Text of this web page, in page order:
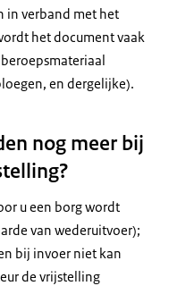
in verband met het
het document vaak
en dergelijke).
nog meer bij
u een borg wordt
van wederuitvoer);
bij invoer niet kan
de vrijstelling